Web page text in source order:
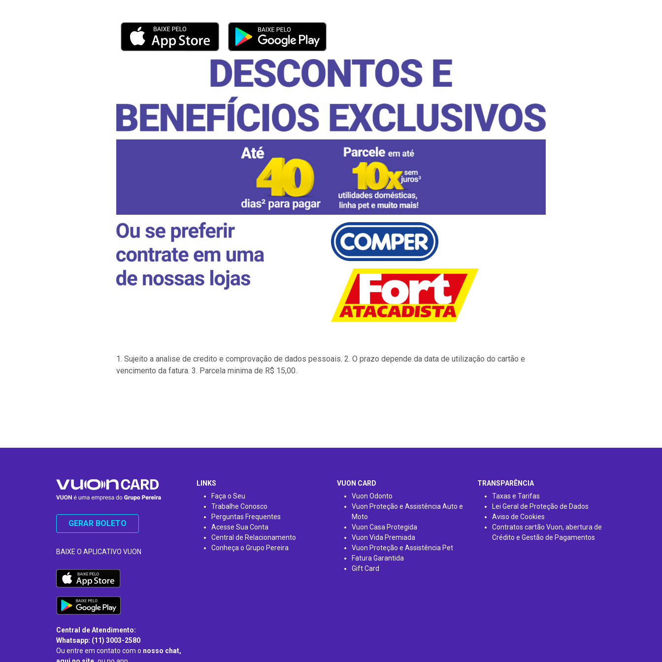
1. Sujeito a analise de credito e comprovação de dados pessoais. 2. O prazo depende da data de utilização do cartão e
vencimento da fatura. 3. Parcela minima de R$ 15,00.
GERAR BOLETO
BAIXE O APLICATIVO VUON
Central de Atendimento:
Whatsapp: (11) 3003-2580
Ou entre em contato com o nosso chat,
LINKS
Faça o Seu
Trabalhe Conosco
Perguntas Frequentes
Acesse Sua Conta
Central de Relacionamento
Conheça o Grupo Pereira
VUON CARD
Vuon Odonto
Vuon Proteção e Assistência Auto e
Moto
Vuon Casa Protegida
Vuon Vida Premiada
Vuon Proteção e Assistência Pet
Fatura Garantida
Gift Card
TRANSPARÊNCIA
Taxas e Tarifas
Lei Geral de Proteção de Dados
Aviso de Cookies
Contratos cartão Vuon, abertura de
Crédito e Gestão de Pagamentos